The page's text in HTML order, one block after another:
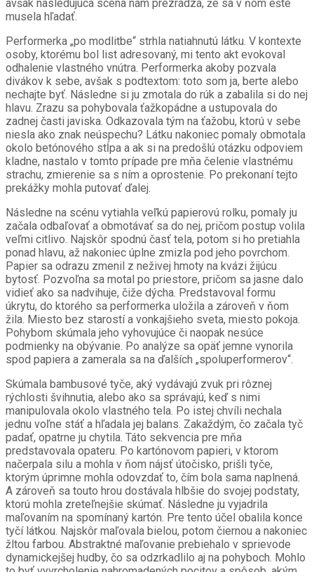
avšak nasledujúca scéna nám prezrádza, že sa v ňom ešte
musela hľadať.
Performerka „po modlitbe“ strhla natiahnutú látku. V kontexte
osoby, ktorému bol list adresovaný, mi tento akt evokoval
odhalenie vlastného vnútra. Performerka akoby pozvala
divákov k sebe, avšak s podtextom: toto som ja, berte alebo
nechajte byť. Následne si ju zmotala do rúk a zabalila si do nej
hlavu. Zrazu sa pohybovala ťažkopádne a ustupovala do
zadnej časti javiska. Odkazovala tým na ťažobu, ktorú v sebe
niesla ako znak neúspechu? Látku nakoniec pomaly obmotala
okolo betónového stĺpa a ak si na predošlú otázku odpoviem
kladne, nastalo v tomto prípade pre mňa čelenie vlastnému
strachu, zmierenie sa s ním a oprostenie. Po prekonaní tejto
prekážky mohla putovať ďalej.
Následne na scénu vytiahla veľkú papierovú rolku, pomaly ju
začala odbaľovať a obmotávať sa do nej, pričom postup volila
veľmi citlivo. Najskôr spodnú časť tela, potom si ho pretiahla
ponad hlavu, až nakoniec úplne zmizla pod jeho povrchom.
Papier sa odrazu zmenil z neživej hmoty na kvázi žijúcu
bytosť. Pozvoľna sa motal po priestore, pričom sa jasne dalo
vidieť ako sa nadvihuje, čiže dýcha. Predstavoval formu
úkrytu, do ktorého sa performerka uložila a zároveň v ňom
žila. Miesto bez starostí a vonkajšieho sveta, miesto pokoja.
Pohybom skúmala jeho vyhovujúce či naopak nesúce
podmienky na obývanie. Po analýze sa opäť jemne vynorila
spod papiera a zamerala sa na ďalších „spoluperformerov“.
Skúmala bambusové tyče, aký vydávajú zvuk pri rôznej
rýchlosti švihnutia, alebo ako sa správajú, keď s nimi
manipulovala okolo vlastného tela. Po istej chvíli nechala
jednu voľne stáť a hľadala jej balans. Zakaždým, čo začala tyč
padať, opatrne ju chytila. Táto sekvencia pre mňa
predstavovala opateru. Po kartónovom papieri, v ktorom
načerpala silu a mohla v ňom nájsť útočisko, prišli tyče,
ktorým úprimne mohla odovzdať to, čím bola sama naplnená.
A zároveň sa touto hrou dostávala hlbšie do svojej podstaty,
ktorú mohla zreteľnejšie skúmať. Následne ju vyjadrila
maľovaním na spomínaný kartón. Pre tento účel obalila konce
tyčí látkou. Najskôr maľovala bielou, potom čiernou a nakoniec
žltou farbou. Abstraktné maľovanie prebiehalo v sprievode
dynamickejšej hudby, čo sa odzrkadlilo aj na pohyboch. Mohlo